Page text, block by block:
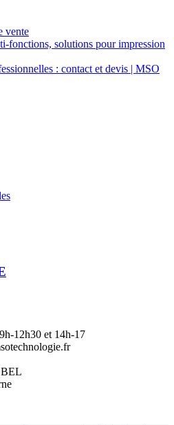
vente
fonctions, solutions pour impression
: contact et devis | MSO
12h30 et 14h-17